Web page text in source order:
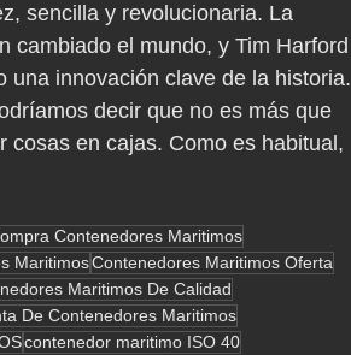
sencilla y revolucionaria. La
cambiado el mundo, y Tim Harford
una innovación clave de la historia.
decir que no es más que
cosas en cajas. Como es habitual,
Contenedores Maritimos
MaritimosContenedores Maritimos Oferta
Maritimos De Calidad
De Contenedores Maritimos
contenedor maritimo ISO 40